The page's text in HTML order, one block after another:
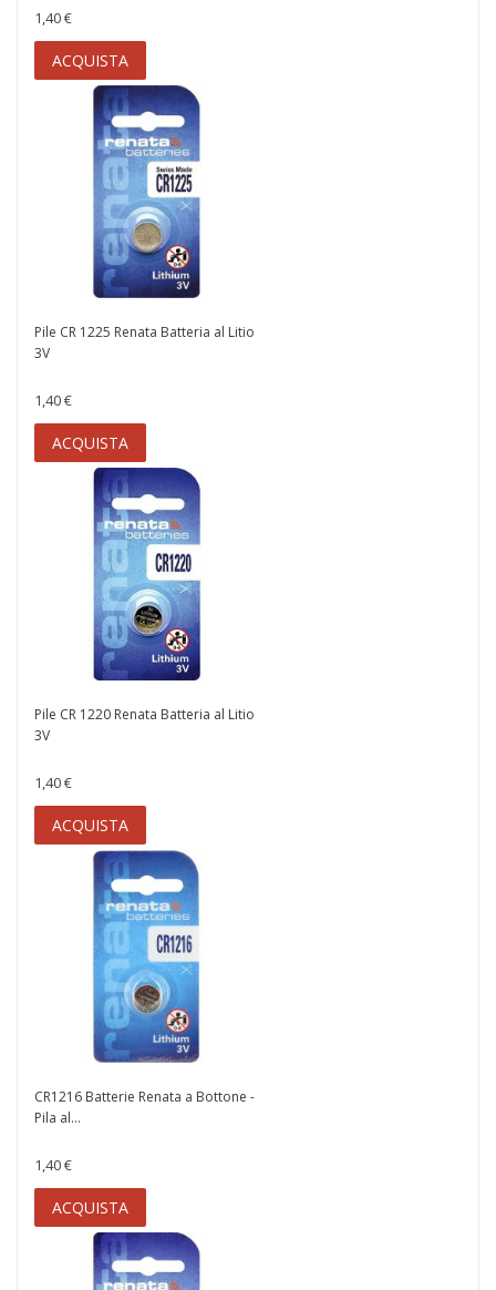
1,40 €
ACQUISTA
Pile CR 1225 Renata Batteria al Litio
3V
1,40 €
ACQUISTA
Pile CR 1220 Renata Batteria al Litio
3V
1,40 €
ACQUISTA
CR1216 Batterie Renata a Bottone -
Pila al...
1,40 €
ACQUISTA